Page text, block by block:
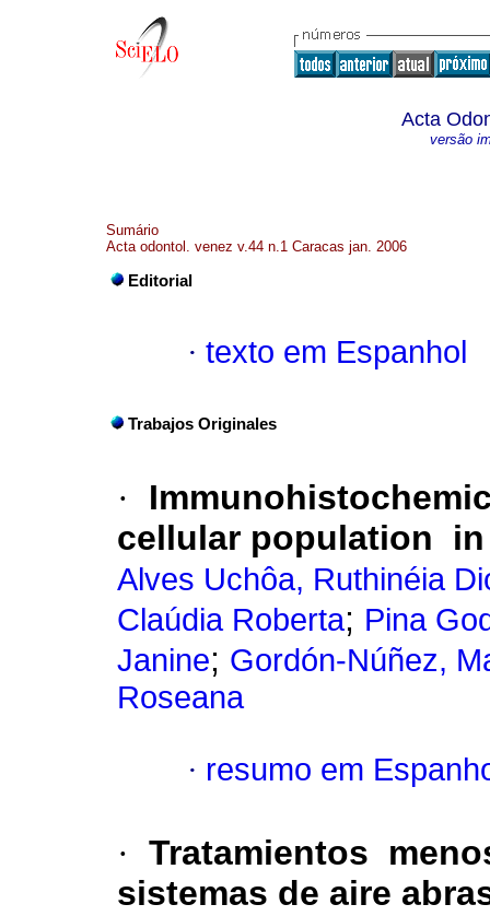
Acta
versão
Sumário
Acta odontol. venez v.44 n.1 Caracas jan. 2006
Editorial
· texto em Espanhol
Trabajos Originales
·
cellular population
Alves Uchôa, Ruthinéia
Claúdia Roberta; Pina
Janine; Gordón-Núñez,
Roseana
· resumo em
· Tratamientos
sistemas de aire